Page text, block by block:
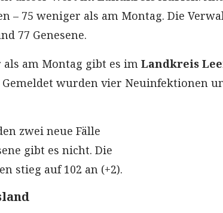
– 75 weniger als am Montag. Die
77 Genesene.
am Montag gibt es im Landkreis
wurden vier Neuinfektionen
zwei neue Fälle
gibt es nicht. Die
stieg auf 102 an (+2).